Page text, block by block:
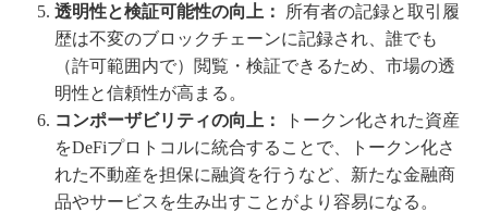
透明性と検証可能性の向上：
所有者の記録と取引履
歴は不変のブロックチェーンに記録され、誰でも
（許可範囲内で）閲覧・検証できるため、市場の透
明性と信頼性が高まる。
コンポーザビリティの向上：
トークン化された資産
をDeFiプロトコルに統合することで、トークン化さ
れた不動産を担保に融資を行うなど、新たな金融商
品やサービスを生み出すことがより容易になる。